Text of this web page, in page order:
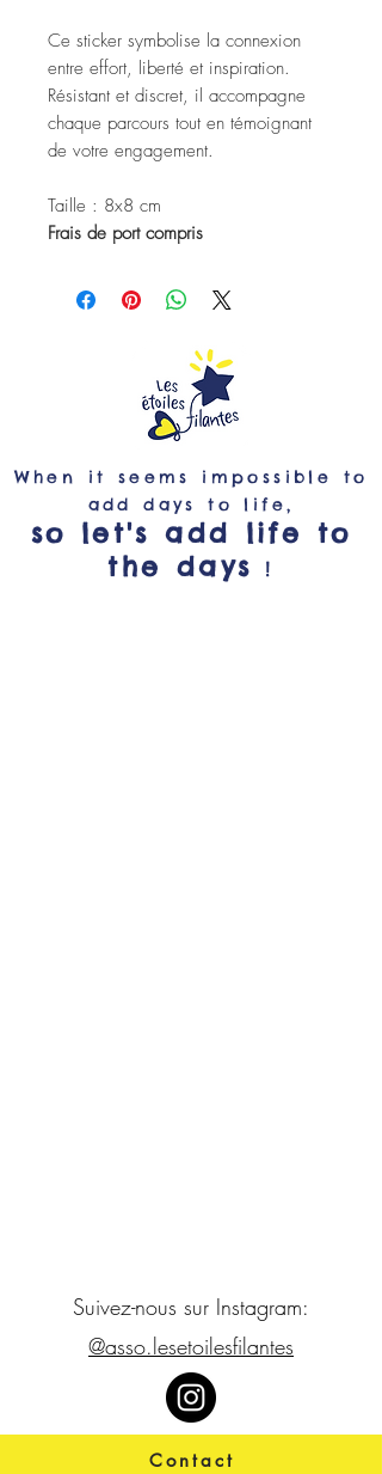
Ce sticker symbolise la connexion
entre effort, liberté et inspiration.
Résistant et discret, il accompagne
chaque parcours tout en témoignant
de votre engagement.
Taille : 8x8 cm
Frais de port compris
When it seems impossible to
add days to life,
so let's add life to
the days
!
Suivez-nous sur Instagram:
@asso.lesetoilesfilantes
Contact